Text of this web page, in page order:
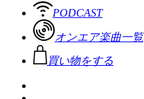
PODCAST
オンエア楽曲一覧
買い物をする